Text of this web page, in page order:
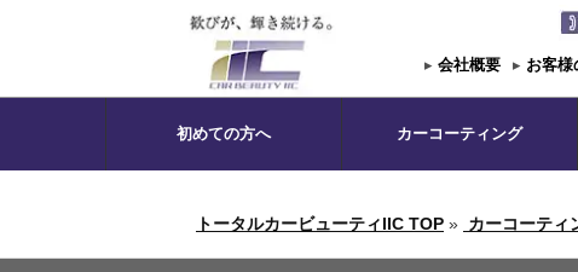
▸ 会社概要 ▸ お客様
初めての方へ カーコーティング
トータルカービューティIIC TOP » カーコーティ